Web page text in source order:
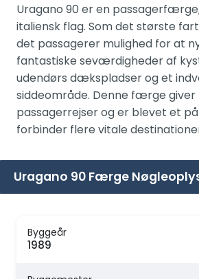
Uragano 90 er en
italiensk flag. Som det største
det passagerer mulighed for at
fantastiske seværdigheder af
udendørs dækspladser og et
siddeområde. Denne færge giver
passagerrejser og er blevet et
forbinder flere vitale
Uragano 90 Færge
Byggeår
1989